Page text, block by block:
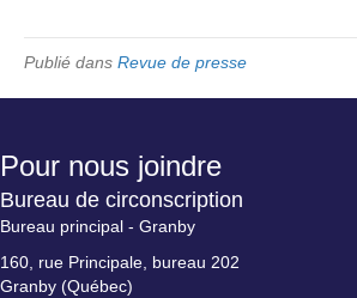
Publié dans Revue de presse
Pour nous joindre
Bureau de circonscription
Bureau principal - Granby
160, rue Principale, bureau 202
Granby (Québec)